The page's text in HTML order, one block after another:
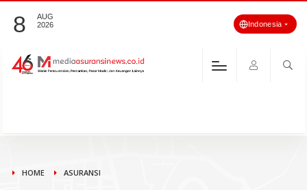
8
AUG
2026
Indonesia
HOME ASURANSI